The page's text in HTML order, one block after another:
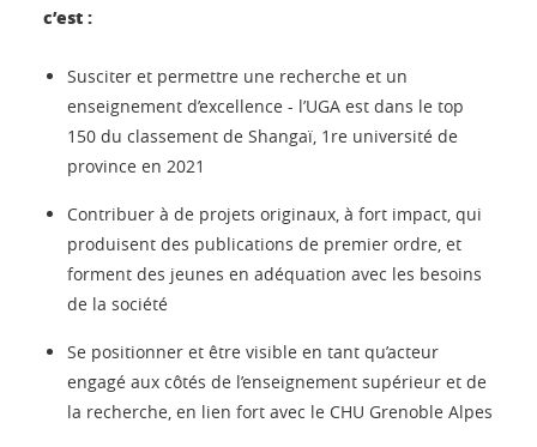
c’est :
Susciter et permettre une recherche et un
enseignement d’excellence - l’UGA est dans le top
150 du classement de Shangaï, 1re université de
province en 2021
Contribuer à de projets originaux, à fort impact, qui
produisent des publications de premier ordre, et
forment des jeunes en adéquation avec les besoins
de la société
Se positionner et être visible en tant qu’acteur
engagé aux côtés de l’enseignement supérieur et de
la recherche, en lien fort avec le CHU Grenoble Alpes